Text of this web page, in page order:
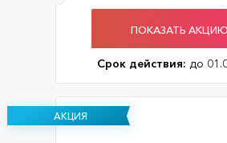
ПОКАЗАТЬ АКЦИЮ
Срок действия: до
АКЦИЯ